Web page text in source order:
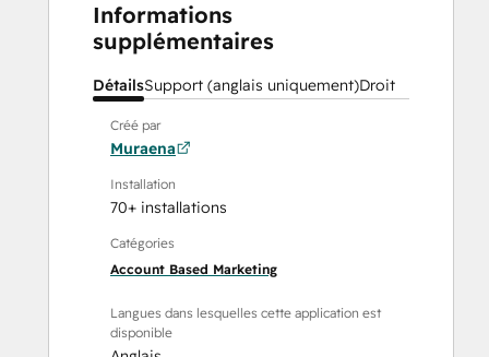
Informations
supplémentaires
DétailsSupport (anglais uniquement)Droit
Créé par
Muraena
Installation
70+ installations
Catégories
Account Based Marketing
Langues dans lesquelles cette application est
disponible